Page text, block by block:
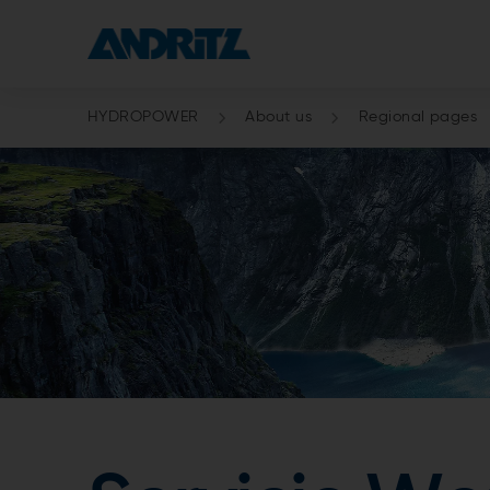
HYDROPOWER About us Regional pages